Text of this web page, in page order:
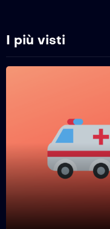
Safe
Safe
I più visti